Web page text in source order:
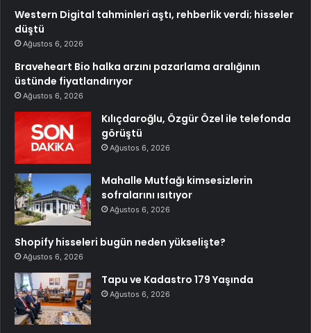
Western Digital tahminleri aştı, rehberlik verdi; hisseler
düştü
Ağustos 6, 2026
Braveheart Bio halka arzını pazarlama aralığının
üstünde fiyatlandırıyor
Ağustos 6, 2026
Kılıçdaroğlu, Özgür Özel ile telefonda
görüştü
Ağustos 6, 2026
Mahalle Mutfağı kimsesizlerin
sofralarını ısıtıyor
Ağustos 6, 2026
Shopify hisseleri bugün neden yükselişte?
Ağustos 6, 2026
Tapu ve Kadastro 179 Yaşında
Ağustos 6, 2026